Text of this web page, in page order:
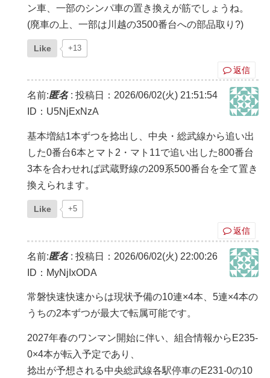
ン車、一部のシンパ車の置き換えが筋でしょうね。
(廃車の上、一部は川越の3500番台への部品取り?)
Like +13
返信
名前:匿名: 投稿日：2026/06/02(火) 21:51:54
ID：U5NjExNzA
基本増結1本ずつを捻出し、中央・総武線から追い出
した0番台6本とマト2・マト11で追い出した800番台
3本を合わせれば武蔵野線の209系500番台を全て置き
換えられます。
Like +5
返信
名前:匿名: 投稿日：2026/06/02(火) 22:00:26
ID：MyNjIxODA
常磐快速快速からは現状予備の10連×4本、5連×4本の
うちの2本ずつが最大で転属可能です。
2027年春のワンマン開始に伴い、組合情報からE235-
0×4本が転入予定であり、
捻出が予想される中央総武線各駅停車のE231-0の10